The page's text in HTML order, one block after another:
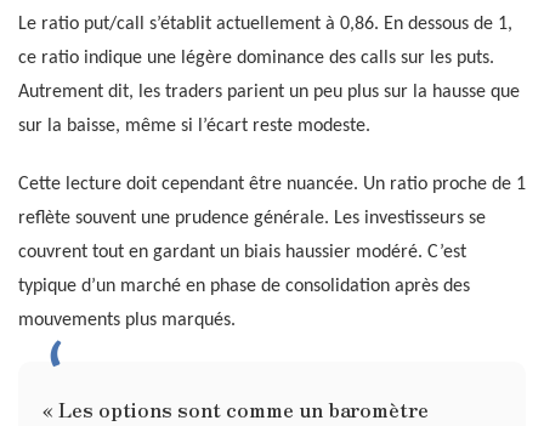
Le ratio put/call s’établit actuellement à 0,86. En dessous de 1,
ce ratio indique une légère dominance des calls sur les puts.
Autrement dit, les traders parient un peu plus sur la hausse que
sur la baisse, même si l’écart reste modeste.
Cette lecture doit cependant être nuancée. Un ratio proche de 1
reflète souvent une prudence générale. Les investisseurs se
couvrent tout en gardant un biais haussier modéré. C’est
typique d’un marché en phase de consolidation après des
mouvements plus marqués.
« Les options sont comme un baromètre